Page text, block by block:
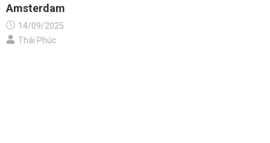
Amsterdam
14/09/2025
Thái Phúc